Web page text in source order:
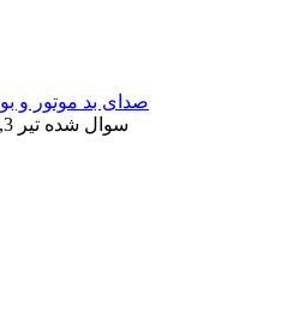
صدای بد موتور و
سوال شده تیر 3, 1396